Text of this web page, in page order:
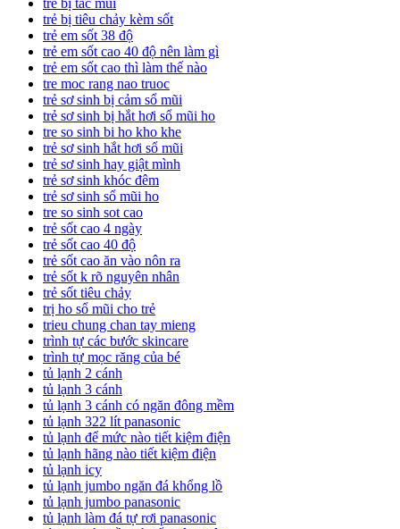
trẻ bị tiêu chảy kèm sốt
trẻ em sốt 38 độ
trẻ em sốt cao 40 độ nên làm gì
trẻ em sốt cao thì làm thế nào
tre moc rang nao truoc
trẻ sơ sinh bị cảm sổ mũi
trẻ sơ sinh bị hắt hơi sổ mũi ho
tre so sinh bi ho kho khe
trẻ sơ sinh hắt hơi sổ mũi
trẻ sơ sinh hay giật mình
trẻ sơ sinh khóc đêm
trẻ sơ sinh sổ mũi ho
tre so sinh sot cao
trẻ sốt cao 4 ngày
trẻ sốt cao 40 độ
trẻ sốt cao ăn vào nôn ra
trẻ sốt k rõ nguyên nhân
trẻ sốt tiêu chảy
trị ho sổ mũi cho trẻ
trieu chung chan tay mieng
trình tự các bước skincare
trình tự mọc răng của bé
tủ lạnh 2 cánh
tủ lạnh 3 cánh
tủ lạnh 3 cánh có ngăn đông mềm
tủ lạnh 322 lít panasonic
tủ lạnh để mức nào tiết kiệm điện
tủ lạnh hãng nào tiết kiệm điện
tủ lạnh icy
tủ lạnh jumbo ngăn đá khổng lồ
tủ lạnh jumbo panasonic
tủ lạnh làm đá tự rơi panasonic